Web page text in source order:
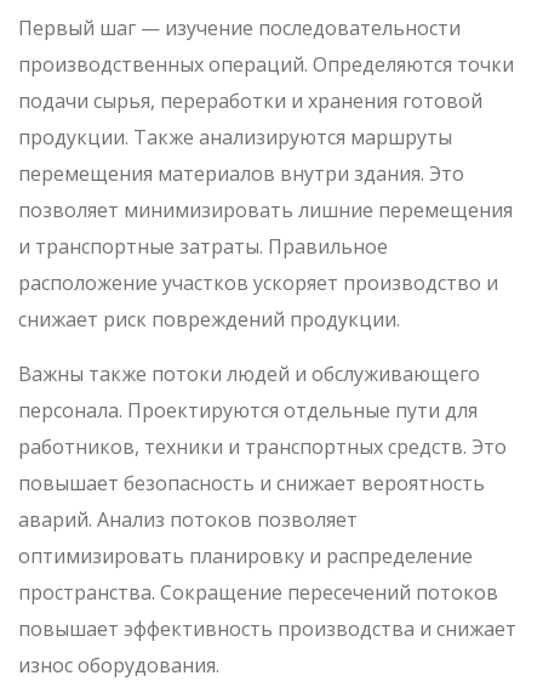
Первый шаг — изучение последовательности
производственных операций. Определяются точки
подачи сырья, переработки и хранения готовой
продукции. Также анализируются маршруты
перемещения материалов внутри здания. Это
позволяет минимизировать лишние перемещения
и транспортные затраты. Правильное
расположение участков ускоряет производство и
снижает риск повреждений продукции.
Важны также потоки людей и обслуживающего
персонала. Проектируются отдельные пути для
работников, техники и транспортных средств. Это
повышает безопасность и снижает вероятность
аварий. Анализ потоков позволяет
оптимизировать планировку и распределение
пространства. Сокращение пересечений потоков
повышает эффективность производства и снижает
износ оборудования.